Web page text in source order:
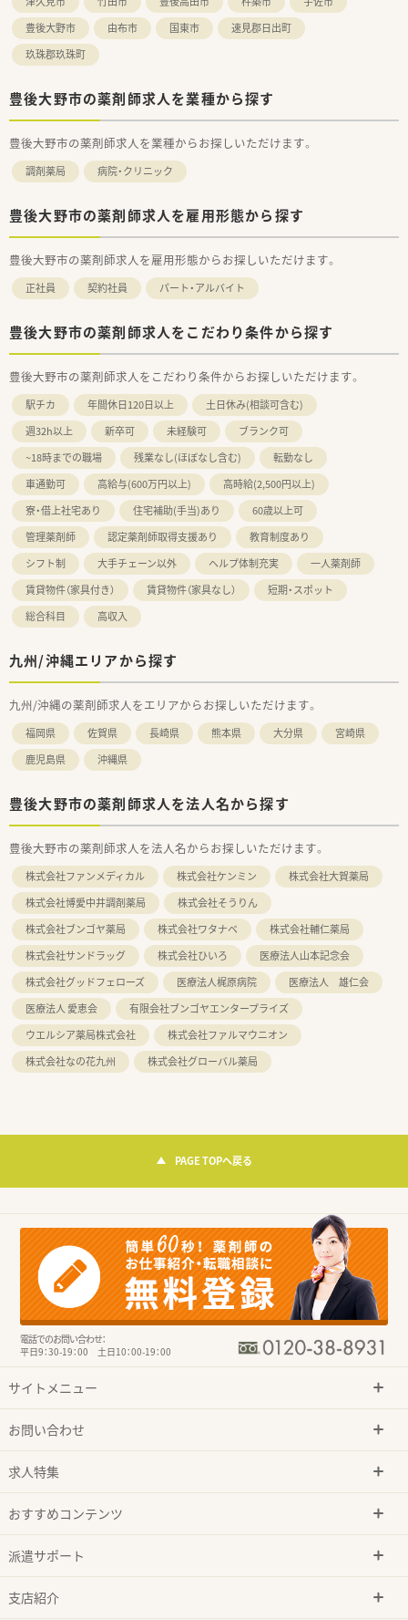
豊後大野市
由布市 国東市
速見郡日出町
玖珠郡玖珠町
豊後大野市の薬剤師求人を業種から探す
豊後大野市の薬剤師求人を業種からお探しいただけます。
調剤薬局 病院・クリニック
豊後大野市の薬剤師求人を雇用形態から探す
豊後大野市の薬剤師求人を雇用形態からお探しいただけます。
正社員 契約社員 パート・アルバイト
豊後大野市の薬剤師求人をこだわり条件から探す
豊後大野市の薬剤師求人をこだわり条件からお探しいただけます。
駅チカ 年間休日120日以上
土日休み(相談可含む)
週32h以上
新卒可 未経験可
ブランク可
~18時までの職場
残業なし(ほぼなし含む)
転勤なし
車通勤可
高給与(600万円以上)
高時給(2,500円以上)
寮・借上社宅あり
住宅補助(手当)あり
60歳以上可
管理薬剤師
認定薬剤師取得支援あり
教育制度あり
シフト制
大手チェーン以外 ヘルプ体制充実
一人薬剤師
賃貸物件（家具付き）
賃貸物件（家具なし）
短期・スポット
総合科目
高収入
九州/沖縄エリアから探す
九州/沖縄の薬剤師求人をエリアからお探しいただけます。
福岡県 佐賀県 長崎県 熊本県 大分県
宮崎県
鹿児島県
沖縄県
豊後大野市の薬剤師求人を法人名から探す
豊後大野市の薬剤師求人を法人名からお探しいただけます。
株式会社ファンメディカル 株式会社ケンミン
株式会社大賀薬局
株式会社博愛中井調剤薬局
株式会社そうりん
株式会社ブンゴヤ薬局
株式会社ワタナベ
株式会社輔仁薬局
株式会社サンドラッグ
株式会社ひいろ
医療法人山本記念会
株式会社グッドフェローズ
医療法人梶原病院
医療法人 雄仁会
医療法人 愛恵会
有限会社ブンゴヤエンタープライズ
ウエルシア薬局株式会社
株式会社ファルマウニオン
株式会社なの花九州
株式会社グローバル薬局
PAGE TOPへ戻る
電話でのお問い合わせ：
平日9：30-19：00 土日10：00-19：00
サイトメニュー
お問い合わせ
求人特集
おすすめコンテンツ
派遣サポート
支店紹介